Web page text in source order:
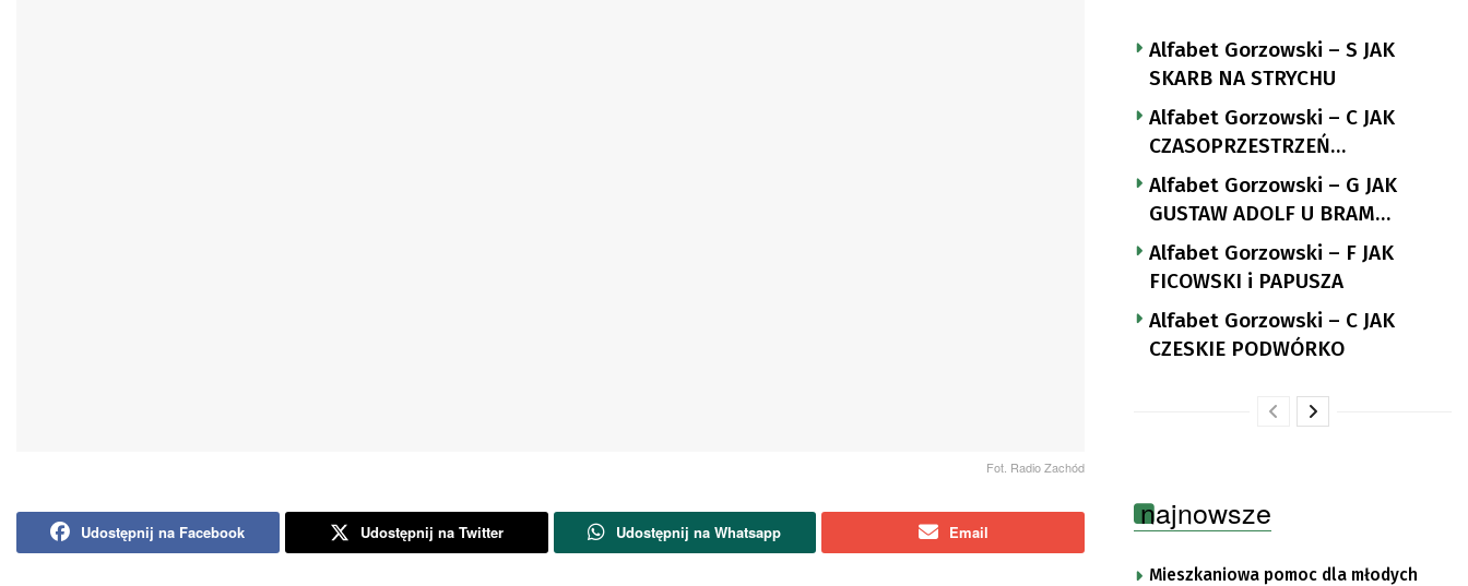
Fot. Radio Zachód
Udostępnij na Facebook Udostępnij na Twitter Udostępnij na Whatsapp Email
Alfabet Gorzowski – S JAK
SKARB NA STRYCHU
Alfabet Gorzowski – C JAK
CZASOPRZESTRZEŃ
NUTTGENSA
Alfabet Gorzowski – G JAK
GUSTAW ADOLF U BRAM
LANDSBERGA
Alfabet Gorzowski – F JAK
FICOWSKI i PAPUSZA
Alfabet Gorzowski – C JAK
CZESKIE PODWÓRKO
najnowsze
Mieszkaniowa pomoc dla młodych